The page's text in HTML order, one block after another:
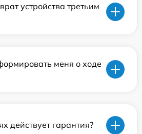
устройства третьим
меня о ходе
действует гарантия?